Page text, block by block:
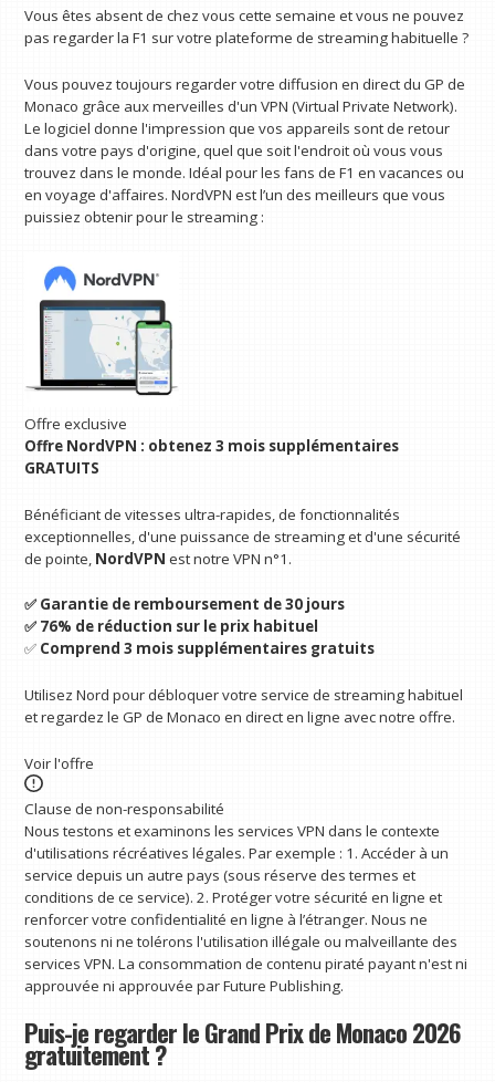
Vous êtes absent de chez vous cette semaine et vous ne pouvez
pas regarder la F1 sur votre plateforme de streaming habituelle ?
Vous pouvez toujours regarder votre diffusion en direct du GP de
Monaco grâce aux merveilles d'un VPN (Virtual Private Network).
Le logiciel donne l'impression que vos appareils sont de retour
dans votre pays d'origine, quel que soit l'endroit où vous vous
trouvez dans le monde. Idéal pour les fans de F1 en vacances ou
en voyage d'affaires. NordVPN est l’un des meilleurs que vous
puissiez obtenir pour le streaming :
Offre exclusive
Offre NordVPN : obtenez 3 mois supplémentaires
GRATUITS
Bénéficiant de vitesses ultra-rapides, de fonctionnalités
exceptionnelles, d'une puissance de streaming et d'une sécurité
de pointe, NordVPN est notre VPN n°1.
✅ Garantie de remboursement de 30 jours
✅ 76% de réduction sur le prix habituel
✅ Comprend 3 mois supplémentaires gratuits
Utilisez Nord pour débloquer votre service de streaming habituel
et regardez le GP de Monaco en direct en ligne avec notre offre.
Voir l'offre
Clause de non-responsabilité
Nous testons et examinons les services VPN dans le contexte
d'utilisations récréatives légales. Par exemple : 1. Accéder à un
service depuis un autre pays (sous réserve des termes et
conditions de ce service). 2. Protéger votre sécurité en ligne et
renforcer votre confidentialité en ligne à l’étranger. Nous ne
soutenons ni ne tolérons l'utilisation illégale ou malveillante des
services VPN. La consommation de contenu piraté payant n'est ni
approuvée ni approuvée par Future Publishing.
Puis-je regarder le Grand Prix de Monaco 2026
gratuitement ?